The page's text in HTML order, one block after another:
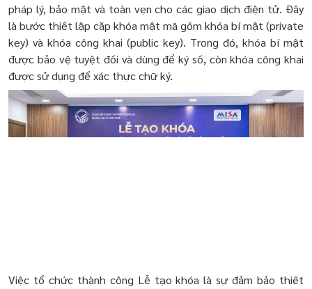
pháp lý, bảo mật và toàn vẹn cho các giao dịch điện tử. Đây
là bước thiết lập cặp khóa mật mã gồm khóa bí mật (private
key) và khóa công khai (public key). Trong đó, khóa bí mật
được bảo vệ tuyệt đối và dùng để ký số, còn khóa công khai
được sử dụng để xác thực chữ ký.
Việc tổ chức thành công Lễ tạo khóa là sự đảm bảo thiết